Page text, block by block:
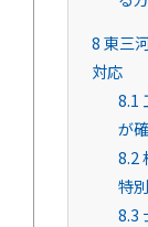
8東三
対応
8.1
が
8.2
特
8.3